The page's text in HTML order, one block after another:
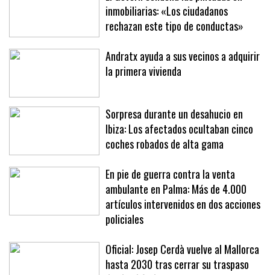
El Govern condena las pintadas en
inmobiliarias: «Los ciudadanos
rechazan este tipo de conductas»
Andratx ayuda a sus vecinos a adquirir
Sorpresa durante un desahucio en
Ibiza: Los afectados ocultaban cinco
coches robados de alta gama
En pie de guerra contra la venta
ambulante en Palma: Más de 4.000
artículos intervenidos en dos acciones
policiales